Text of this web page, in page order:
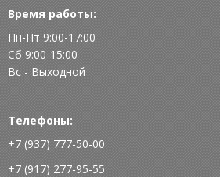
Время работы:
Пн-Пт 9:00-17:00
Сб 9:00-15:00
Вс - Выходной
Телефоны:
+7 (937) 777-50-00
+7 (917) 277-95-55